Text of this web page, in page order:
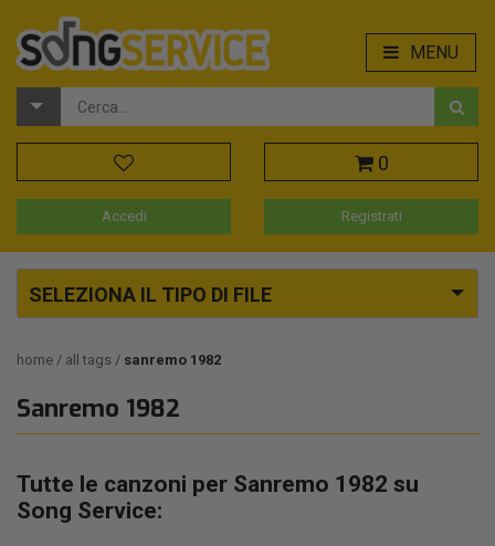
MENU
0
Accedi Registrati
SELEZIONA IL TIPO DI FILE
home all tags sanremo 1982
Sanremo 1982
Tutte le canzoni per Sanremo 1982 su
Song Service: